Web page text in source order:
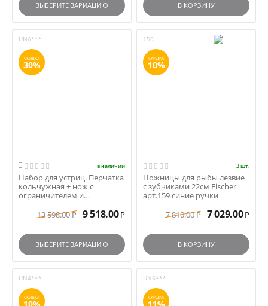
ВЫБЕРИТЕ ВАРИАЦИЮ В КОРЗИНУ
UN6***
СКИДКА
30%
 в наличии
Набор для устриц. Перчатка
кольчужная + нож с
ограничителем и
пенал...13 598.00 ₽ 9 518.00 ₽
ВЫБЕРИТЕ ВАРИАЦИЮ
159
СКИДКА
10%
3 шт.
Ножницы для рыбы лезвие
с зубчиками 22см Fischer
арт.159 синие ручки
7 810.00 ₽ 7 029.00 ₽
В КОРЗИНУ
UN4***
СКИДКА
10%
UN5***
СКИДКА
11%